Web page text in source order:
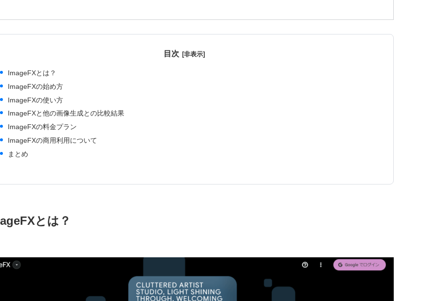
目次
ImageFXとは？
ImageFXの始め方
ImageFXの使い方
ImageFXと他の画像生成との比較結果
ImageFXの料金プラン
ImageFXの商用利用について
まとめ
とは？